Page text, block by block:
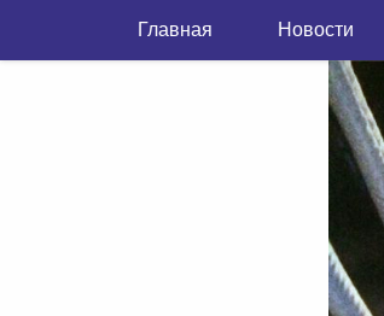
Главная Новости